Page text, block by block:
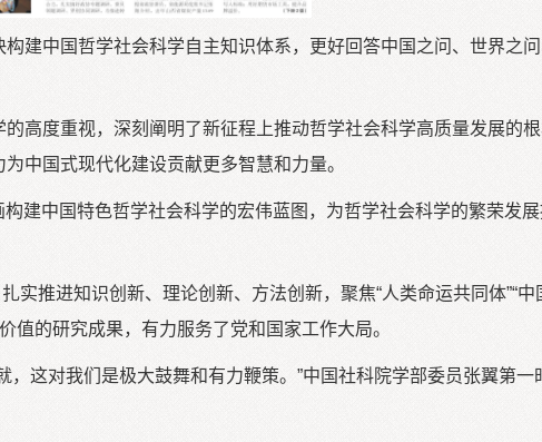
建中国哲学社会科学自主知识体系，更好回答中国之问、世界之
高度重视，深刻阐明了新征程上推动哲学社会科学高质量发展的
中国式现代化建设贡献更多智慧和力量。
建中国特色哲学社会科学的宏伟蓝图，为哲学社会科学的繁荣发
推进知识创新、理论创新、方法创新，聚焦“人类命运共同体”“中
值的研究成果，有力服务了党和国家工作大局。
这对我们是极大鼓舞和有力鞭策。”中国社科院学部委员张翼第一